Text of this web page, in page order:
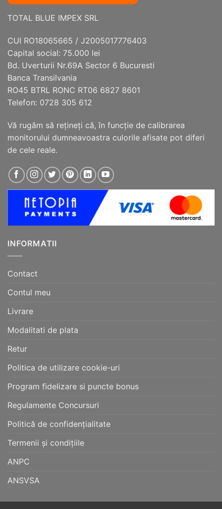
TOTAL BLUE IMPEX SRL
CUI RO18065665 / J2005017776403
Capital social: 75.000 lei
Bd. Uverturii Nr.69A Sector 6 Bucuresti
Banca Transilvania
RO45 BTRL RONC RT06 6827 8601
Telefon: 0728 305 612
Vă rugăm să reţineţi că, în funcţie de calibrarea
monitorului dumneavoastra culorile afisate pot diferi
de cele reale.
INFORMATII
Contact
Contul meu
Livrare
Modalitati de plata
Retur
Politica de utilizare cookie-uri
Program fidelizare si puncte bonus
Regulamente Concursuri
Politică de confidențialitate
Termenii și condițiile
ANPC
ANSVSA